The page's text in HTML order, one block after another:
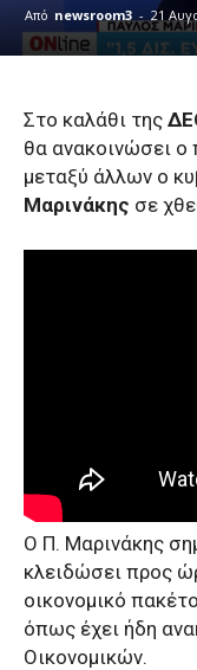
Από newsroom3 - 21
Στο καλάθι της
θα ανακοινώσει
μεταξύ άλλων ο
Μαρινάκης σε
Ο Π. Μαρινάκης
κλειδώσει προς
οικονομικό
όπως έχει ήδη
Οικονομικών.